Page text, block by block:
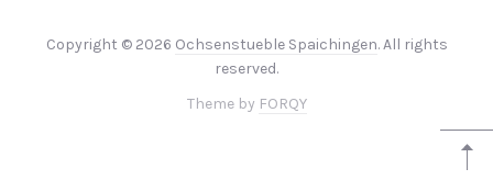
Copyright © 2026 Ochsenstueble Spaichingen. All rights
reserved.
Theme by FORQY